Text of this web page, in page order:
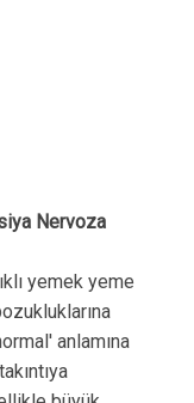
Nervoza
yemek yeme
anlamına